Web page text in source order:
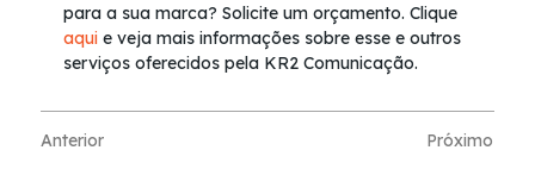
para a sua marca? Solicite um orçamento. Clique
aqui e veja mais informações sobre esse e outros
serviços oferecidos pela KR2 Comunicação.
Anterior Próximo